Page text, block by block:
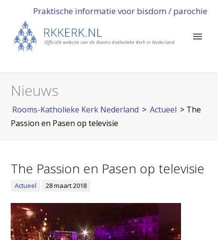
Praktische informatie voor bisdom / parochie
Nieuws
Rooms-Katholieke Kerk Nederland > Actueel > The
Passion en Pasen op televisie
The Passion en Pasen op televisie
Actueel 28 maart 2018